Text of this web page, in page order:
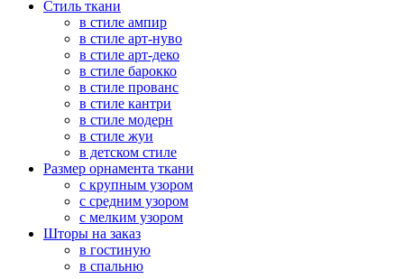
Стиль ткани
в стиле ампир
в стиле арт-нуво
в стиле арт-деко
в стиле барокко
в стиле прованс
в стиле кантри
в стиле модерн
в стиле жуи
в детском стиле
Размер орнамента ткани
с крупным узором
с средним узором
с мелким узором
Шторы на заказ
в гостиную
в спальню